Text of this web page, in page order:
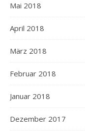
Mai 2018
April 2018
März 2018
Februar 2018
Januar 2018
Dezember 2017